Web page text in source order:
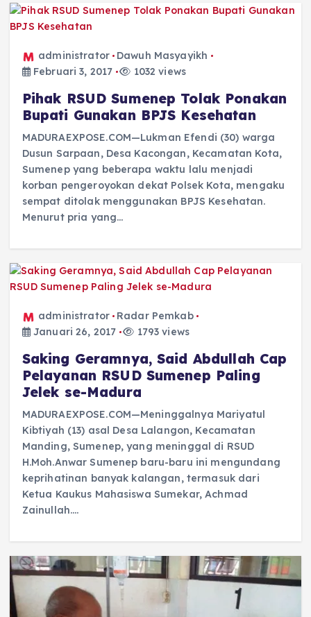
administrator
Dawuh Masyayikh
Februari 3, 2017
1032 views
Pihak RSUD Sumenep Tolak Ponakan
Bupati Gunakan BPJS Kesehatan
MADURAEXPOSE.COM—Lukman Efendi (30) warga
Dusun Sarpaan, Desa Kacongan, Kecamatan Kota,
Sumenep yang beberapa waktu lalu menjadi
korban pengeroyokan dekat Polsek Kota, mengaku
sempat ditolak menggunakan BPJS Kesehatan.
Menurut pria yang…
administrator
Radar Pemkab
Januari 26, 2017
1793 views
Saking Geramnya, Said Abdullah Cap
Pelayanan RSUD Sumenep Paling
Jelek se-Madura
MADURAEXPOSE.COM—Meninggalnya Mariyatul
Kibtiyah (13) asal Desa Lalangon, Kecamatan
Manding, Sumenep, yang meninggal di RSUD
H.Moh.Anwar Sumenep baru-baru ini mengundang
keprihatinan banyak kalangan, termasuk dari
Ketua Kaukus Mahasiswa Sumekar, Achmad
Zainullah.…